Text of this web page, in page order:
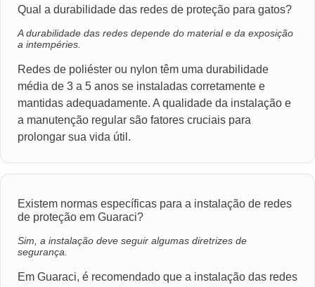
Qual a durabilidade das redes de proteção para gatos?
A durabilidade das redes depende do material e da exposição
a intempéries.
Redes de poliéster ou nylon têm uma durabilidade
média de 3 a 5 anos se instaladas corretamente e
mantidas adequadamente. A qualidade da instalação e
a manutenção regular são fatores cruciais para
prolongar sua vida útil.
Existem normas específicas para a instalação de redes
de proteção em Guaraci?
Sim, a instalação deve seguir algumas diretrizes de
segurança.
Em Guaraci, é recomendado que a instalação das redes